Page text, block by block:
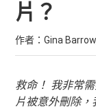
片？
作者：Gina
救命！ 我非常
片被意外刪除